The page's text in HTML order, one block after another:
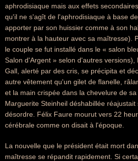
aphrodisiaque mais aux effets
qu'il ne s'agît de l'aphrodisiaque à base
apporter par son huissier comme à son
montrer à la hauteur avec sa maîtresse).
le couple se fut installé dans le « salon
Salon d'Argent » selon d'autres versions),
Gall, alerté par des cris, se précipita et
autre vêtement qu'un gilet de flanelle,
et la main crispée dans la chevelure de
Marguerite Steinheil déshabillée réajustait
désordre. Félix Faure mourut vers 22
cérébrale comme on disait à l'époque.
La nouvelle que le président était mort
maîtresse se répandit rapidement. Si